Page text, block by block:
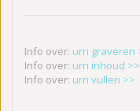
Info over: urn graveren
Info over: urn inhoud >>
Info over: urn vullen >>